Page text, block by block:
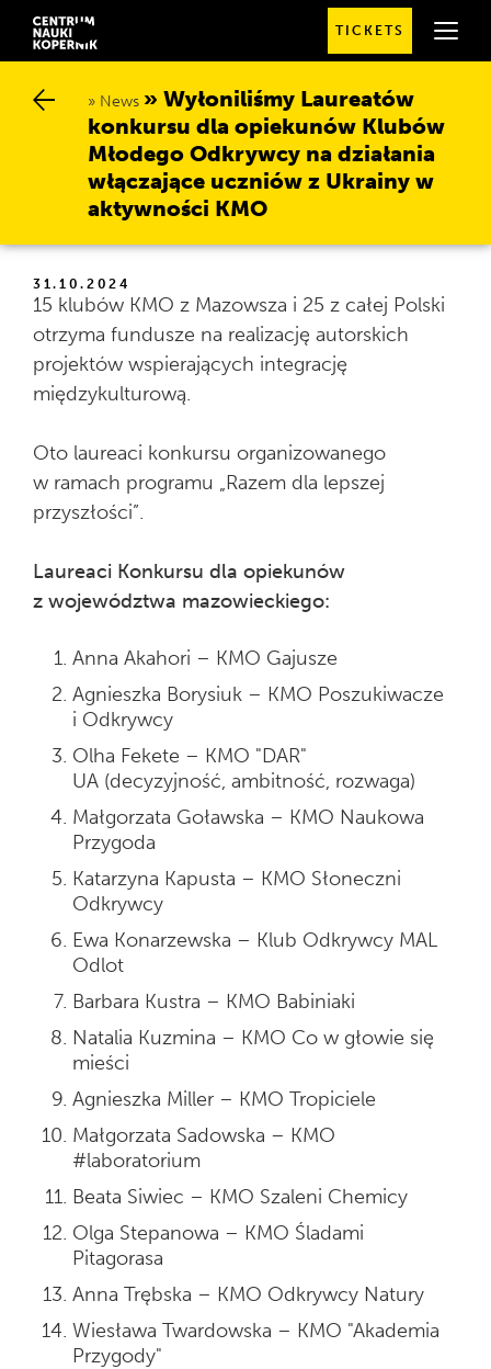
SZCZEGÓŁOWE
OTWARCIA
TICKETS
News
Wyłoniliśmy Laureatów k
onkursu dla opiekunów Klubów M
łodego Odkrywcy na działania w
łączające uczniów z Ukrainy w a
ktywności KMO
31.10.2024
15 klubów KMO z Mazowsza i 25 z całej Polski
otrzyma fundusze na realizację autorskich
projektów wspierających integrację
międzykulturową.
Oto laureaci konkursu organizowanego
w ramach programu „Razem dla lepszej
przyszłości”.
Laureaci Konkursu dla opiekunów
z województwa mazowieckiego:
Anna Akahori – KMO Gajusze
Agnieszka Borysiuk – KMO Poszukiwacze
i Odkrywcy
Olha Fekete – KMO "DAR"
UA (decyzyjność, ambitność, rozwaga)
Małgorzata Goławska – KMO Naukowa
Przygoda
Katarzyna Kapusta – KMO Słoneczni
Odkrywcy
Ewa Konarzewska – Klub Odkrywcy MAL
Odlot
Barbara Kustra – KMO Babiniaki
Natalia Kuzmina – KMO Co w głowie się
mieści
Agnieszka Miller – KMO Tropiciele
Małgorzata Sadowska – KMO
#laboratorium
Beata Siwiec – KMO Szaleni Chemicy
Olga Stepanowa – KMO Śladami
Pitagorasa
Anna Trębska – KMO Odkrywcy Natury
Wiesława Twardowska – KMO "Akademia
Przygody"